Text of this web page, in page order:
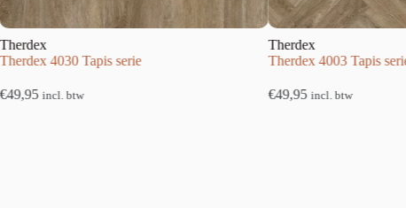
4030 Tapis serie
49,95 incl. btw
Therdex
Therdex 4003 Tapis serie
€49,95 incl. btw